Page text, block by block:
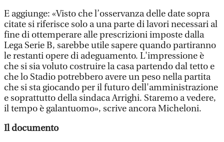
E aggiunge: «Visto che l’osservanza delle date sopra
citate si riferisce solo a una parte di lavori necessari al
fine di ottemperare alle prescrizioni imposte dalla
Lega Serie B, sarebbe utile sapere quando partiranno
le restanti opere di adeguamento. L'impressione è
che si sia voluto costruire la casa partendo dal tetto e
che lo Stadio potrebbero avere un peso nella partita
che si sta giocando per il futuro dell'amministrazione
e soprattutto della sindaca Arrighi. Staremo a vedere,
il tempo è galantuomo», scrive ancora Micheloni.
Il documento